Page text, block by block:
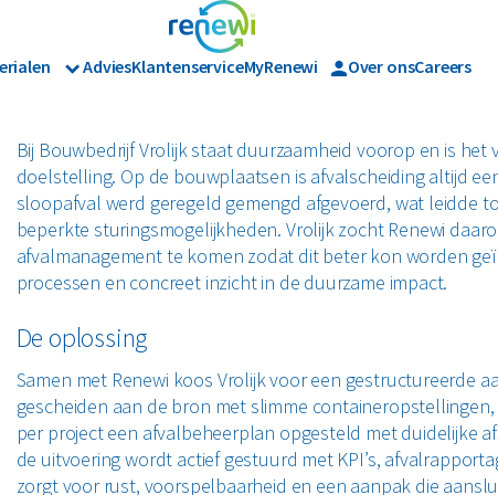
afval
Horeca en recreatie
Industrie
Logistiek
Retail
Zakelijke dienstverlening
Bekijk alle branches
Onze
Interne
afval
en tuinafval
Matrassen
Papier en karton
Papier en karton
AdviesKlantenserviceMyRenewi Over onsCareers
Bij Bouwbedrijf Vrolijk staat duurzaamheid voorop en is
doelstelling. Op de bouwplaatsen is afvalscheiding altijd
sloopafval werd geregeld gemengd afgevoerd, wat leidde
beperkte sturingsmogelijkheden. Vrolijk zocht Renewi
afvalmanagement te komen zodat dit beter kon worden
processen en concreet inzicht in de duurzame impact.
De oplossing
Samen met Renewi koos Vrolijk voor een gestructureerde
gescheiden aan de bron met slimme
per project een afvalbeheerplan opgesteld met duidelijke
de uitvoering wordt actief gestuurd met KPI’s,
zorgt voor rust, voorspelbaarheid en een aanpak die